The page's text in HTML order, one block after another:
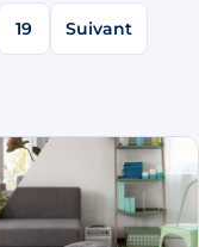
19 Suivant